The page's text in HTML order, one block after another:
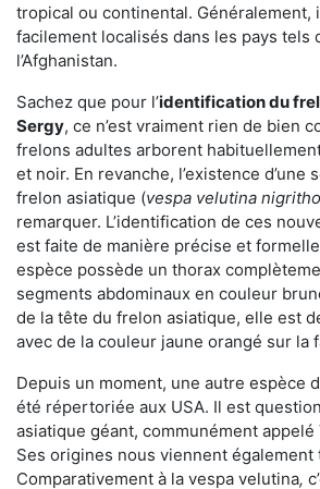
tropical ou continental. Généralement,
facilement localisés dans les pays tels
l’Afghanistan.
Sachez que pour l’identification du
Sergy, ce n’est vraiment rien de bien
frelons adultes arborent
et noir. En revanche, l’existence d’une
frelon asiatique (vespa velutina
remarquer. L’identification de ces
est faite de manière précise et
espèce possède un thorax
segments abdominaux en couleur
de la tête du frelon asiatique, elle est
avec de la couleur jaune orangé sur la
Depuis un moment, une autre espèce
été répertoriée aux USA. Il est
asiatique géant, communément appelé
Ses origines nous viennent également
Comparativement à la vespa velutina,